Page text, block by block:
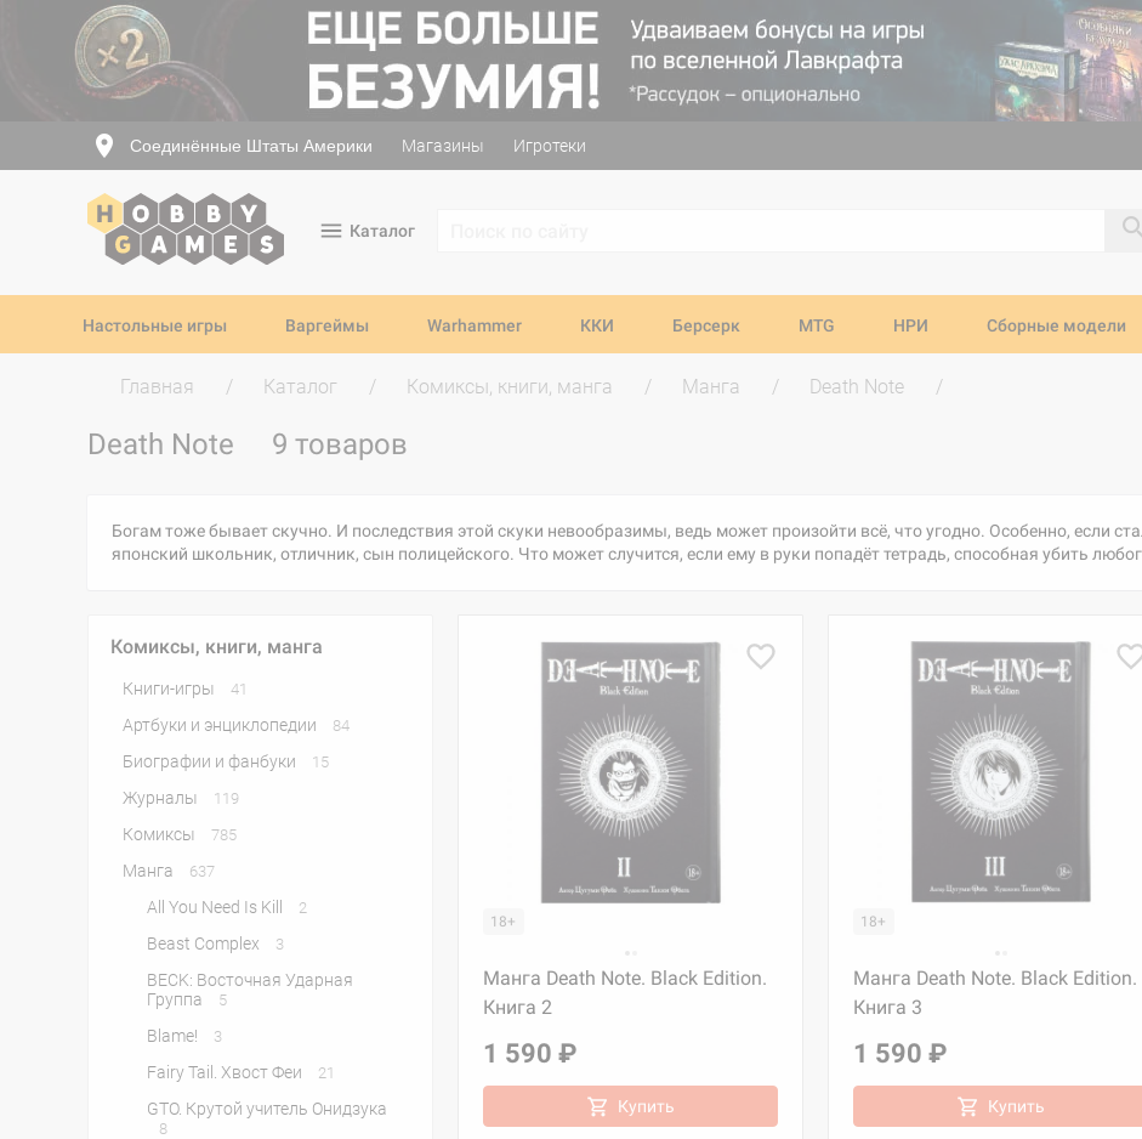
Соединённые Штаты Америки Магазины Игротеки
Каталог
Настольные игры Варгеймы Warhammer ККИ Берсерк MTG НРИ Сборные модели
Главная Каталог Комиксы, книги, манга Манга Death Note
Death Note 9 товаров
Богам тоже бывает скучно. И последствия этой скуки невообразимы, ведь может произойти всё, что угодно. Особенно, если
японский школьник, отличник, сын полицейского. Что может случится, если ему в руки попадёт тетрадь, способная убить
Комиксы, книги, манга
Книги-игры 41
Артбуки и энциклопедии 84
Биографии и фанбуки 15
Журналы 119
Комиксы 785
Манга 637
All You Need Is Kill 2
Beast Complex 3
BECK: Восточная Ударная
Группа
5
Blame! 3
Fairy Tail. Хвост Феи 21
GTO. Крутой учитель Онидзука
8
18+
Манга Death Note. Black Edition.
Книга 2
1 590 ₽
Купить
18+
Манга Death Note. Black Edition.
Книга 3
1 590 ₽
Купить